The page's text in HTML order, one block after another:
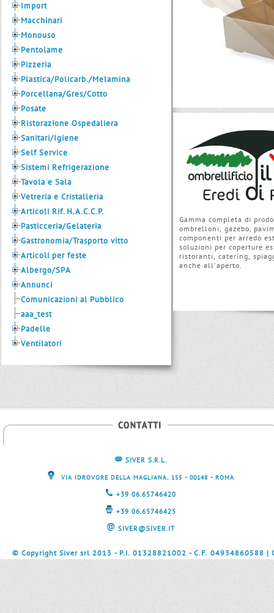
Import
Macchinari
Monouso
Pentolame
Pizzeria
Plastica/Policarb./Melamina
Porcellana/Gres/Cotto
Posate
Ristorazione Ospedaliera
Sanitari/Igiene
Self Service
Sistemi Refrigerazione
Tavola e Sala
Vetreria e Cristalleria
Articoli Rif. H.A.C.C.P.
Pasticceria/Gelateria
Gastronomia/Trasporto vitto
Articoli per feste
Albergo/SPA
Annunci
Comunicazioni al Pubblico
aaa_test
Padelle
Ventilatori
Gamma completa di
ombrelloni, gazebo,
componenti per arredo
soluzioni per coperture
ristoranti, catering,
anche all'aperto.
SIVER S.R.L.
VIA IDROVORE DELLA MAGLIANA, 155 - 00148 - ROMA
+39 06.65746420
+39 06.65746425
SIVER@SIVER.IT
© Copyright Siver srl 2013 - P.I. 01328821002 - C.F. 04934860588 |